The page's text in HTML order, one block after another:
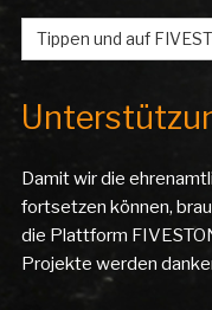
Search
for:
Damit wir die
fortsetzen können,
die Plattform
Projekte werden